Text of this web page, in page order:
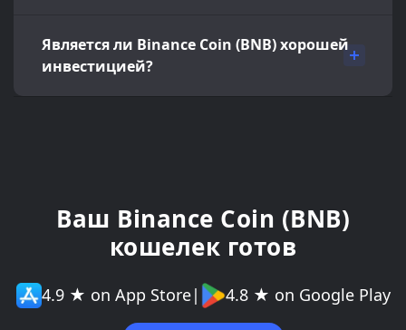
Является ли Binance Coin (BNB) хорошей
инвестицией?
Ваш Binance Coin (BNB)
кошелек готов
4.9 ★ on App Store| 4.8 ★ on Google Play